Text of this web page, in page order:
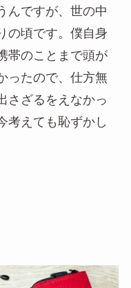
んですが、世の中
の頃です。僕自身
帯のことまで頭が
ったので、仕方無
さざるをえなかっ
考えても恥ずかし